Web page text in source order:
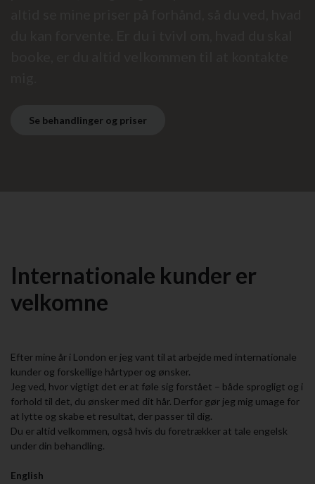
Se behandlinger og priser
Internationale kunder er
velkomne
Efter mine år i London er jeg vant til at arbejde med internationale
kunder og forskellige hårtyper og ønsker.
Jeg ved, hvor vigtigt det er at føle sig forstået – både sprogligt og i
forhold til det, du ønsker med dit hår. Derfor gør jeg mig umage for
at lytte og skabe et resultat, der passer til dig.
Du er altid velkommen, også hvis du foretrækker at tale engelsk
under din behandling.
English